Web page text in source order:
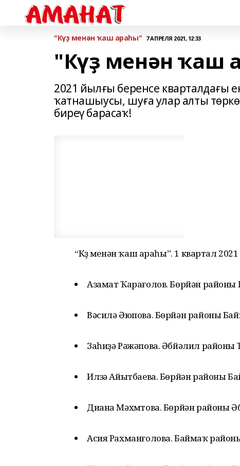
"Күҙ менән ҡаш араһы" 7 АПРЕЛЯ 2021, 12:33
"Күҙ менән ҡаш
2021 йылғы беренсе кварталдағы
ҡатнашыусы, шуға улар алты
биреү барасаҡ!
“Күҙ менән ҡаш араһы”. 1 квартал
Азамат Ҡарағолов. Бөрйән
Вәсилә Әюпова. Бөрйән районы
Заһиҙә Рәжәпова. Әбйәлил
Илүзә Айытбаева. Бөрйән районы
Диана Мәхмүтова. Бөрйән районы
Асия Рахманғолова. Баймаҡ